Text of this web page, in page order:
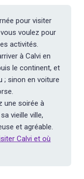
pour visiter
voulez pour
activités.
à Calvi en
le continent, et
; sinon en voiture
une soirée à
vieille ville,
et agréable.
Calvi et où